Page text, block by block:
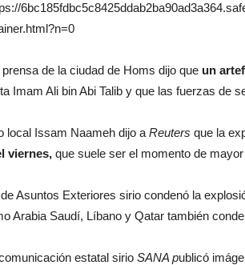
de la ciudad de Homs dijo que un
Imam Ali bin Abi Talib y que las fuerzas de
local Issam Naameh dijo a Reuters que la
viernes, que suele ser el momento de
Asuntos Exteriores sirio condenó la
Arabia Saudí, Líbano y Qatar también
estatal sirio SANA publicó